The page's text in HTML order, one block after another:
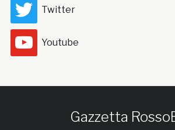
Twitter
Youtube
Gazzetta